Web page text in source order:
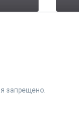
запрещено.